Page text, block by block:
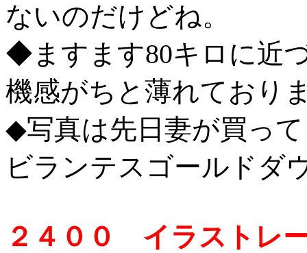
ないのだけどね。
◆ますます80キロに近
機感がちと薄れており
◆写真は先日妻が買っ
ビランテスゴールドダ
２４００ イラスト